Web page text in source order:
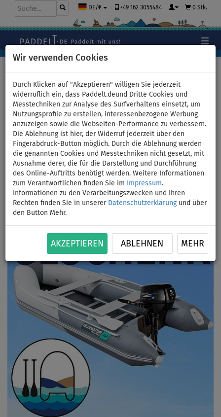
Wir verwenden Cookies
Durch Klicken auf "Akzeptieren" willigen Sie jederzeit
widerruflich ein, dass Paddelt.deund Dritte Cookies und
Messtechniken zur Analyse des Surfverhaltens einsetzt, um
Nutzungsprofile zu erstellen, interessenbezogene Werbung
anzuzeigen sowie die Webseiten-Performance zu verbessern.
Die Ablehnung ist hier, der Widerruf jederzeit über den
Fingerabdruck-Button möglich. Durch die Ablehnung werden
die genannten Cookies und Messtechniken nicht gesetzt, mit
Ausnahme derer, die für die Darstellung und Durchführung
des Online-Auftritts benötigt werden. Weitere Informationen
zum Verantwortlichen finden Sie im
Impressum.
Informationen zu den Verarbeitungszwecken und Ihren
Rechten finden Sie in unserer Datenschutzerklärungund über
den Button Mehr.
AKZEPTIEREN ABLEHNEN MEHR
DE/€ +49 162 3055484 0 Stk.
Geschenkgutschein für den
Kauf eines Schlauchbootes
bei PADDELT.DE - Wert: 200
Euro